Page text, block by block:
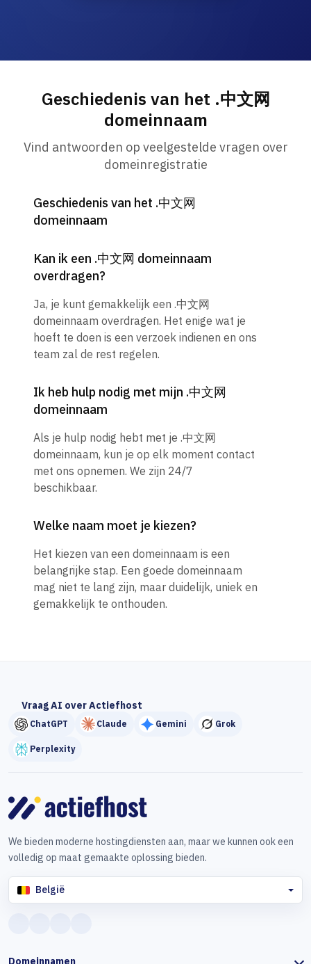
Geschiedenis van het .中文网
domeinnaam
Vind antwoorden op veelgestelde vragen over
domeinregistratie
Geschiedenis van het .中文网
domeinnaam
Kan ik een .中文网 domeinnaam
overdragen?
Ja, je kunt gemakkelijk een .中文网
domeinnaam overdragen. Het enige wat je
hoeft te doen is een verzoek indienen en ons
team zal de rest regelen.
Ik heb hulp nodig met mijn .中文网
domeinnaam
Als je hulp nodig hebt met je .中文网
domeinnaam, kun je op elk moment contact
met ons opnemen. We zijn 24/7
beschikbaar.
Welke naam moet je kiezen?
Het kiezen van een domeinnaam is een
belangrijke stap. Een goede domeinnaam
mag niet te lang zijn, maar duidelijk, uniek en
gemakkelijk te onthouden.
Vraag AI over Actiefhost
ChatGPT Claude Gemini Grok
Perplexity
We bieden moderne hostingdiensten aan, maar we kunnen ook een
volledig op maat gemaakte oplossing bieden.
België
Domeinnamen